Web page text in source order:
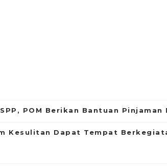
POM Berikan Bantuan Pinjaman
Kesulitan Dapat Tempat